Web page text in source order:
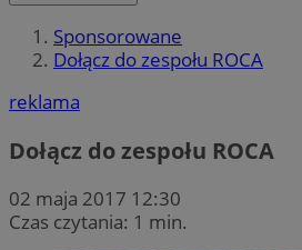
Sponsorowane
Dołącz do zespołu ROCA
reklama
Dołącz do zespołu ROCA
02 maja 2017 12:30
Czas czytania: 1 min.